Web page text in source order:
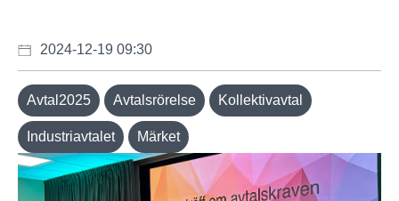
2024-12-19 09:30
Avtal2025 Avtalsrörelse Kollektivavtal
Industriavtalet Märket